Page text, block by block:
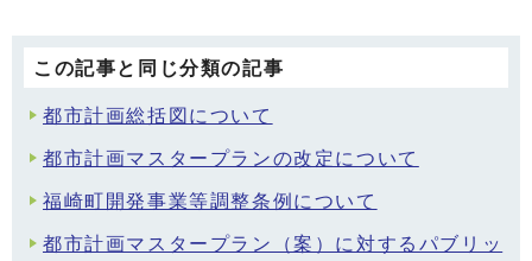
この記事と同じ分類の記事
都市計画総括図について
都市計画マスタープランの改定について
福崎町開発事業等調整条例について
都市計画マスタープラン（案）に対するパブリッ